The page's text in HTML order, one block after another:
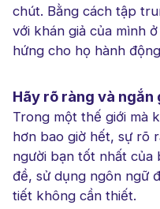
chút. Bằng cách tập
với khán giả của mình
hứng cho họ hành
Hãy rõ ràng và ngắn
Trong một thế giới mà
hơn bao giờ hết, sự rõ
người bạn tốt nhất của
đề, sử dụng ngôn ngữ
tiết không cần thiết.